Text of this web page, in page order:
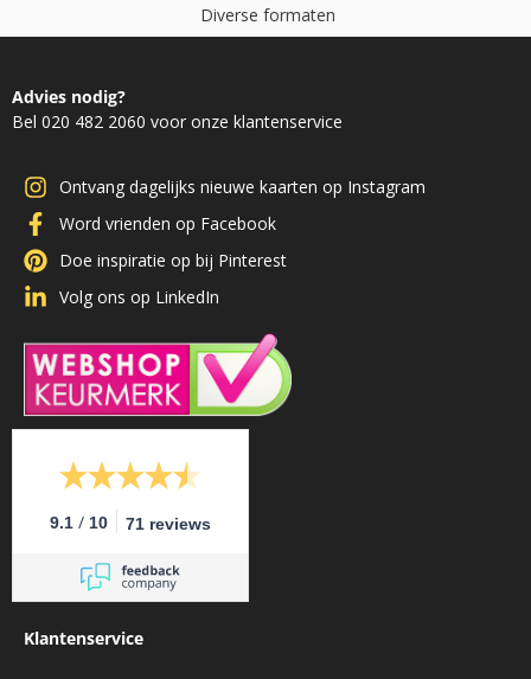
Diverse formaten
Advies nodig?
Bel 020 482 2060 voor onze klantenservice
Ontvang dagelijks nieuwe kaarten op Instagram
Word vrienden op Facebook
Doe inspiratie op bij Pinterest
Volg ons op LinkedIn
9.1 / 10 71 reviews
Klantenservice